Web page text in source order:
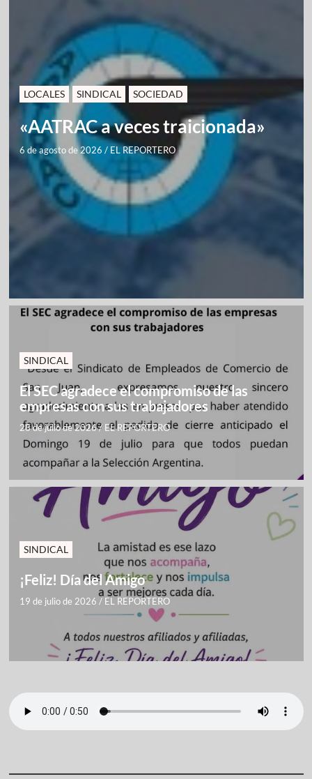
LOCALES SINDICAL SOCIEDAD
«AATRAC a veces traicionada»
6 de agosto de 2026 / EL REPORTERO
SINDICAL
El SEC agradece el compromiso de las
empresas con sus trabajadores
28 de julio de 2026/ EL REPORTERO
SINDICAL
¡Feliz! Día del Amigo
19 de julio de 2026 / EL REPORTERO